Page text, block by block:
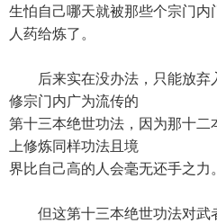
生怕自己哪天就被那些个宗门
人药给炼了。
后来实在没办法，只能放弃
修宗门内广为流传的
第十三本绝世功法，因为那十
上修炼同样功法且境
界比自己高的人会毫无还手之力。
但这第十三本绝世功法对武